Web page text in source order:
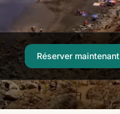
Réserver maintenant